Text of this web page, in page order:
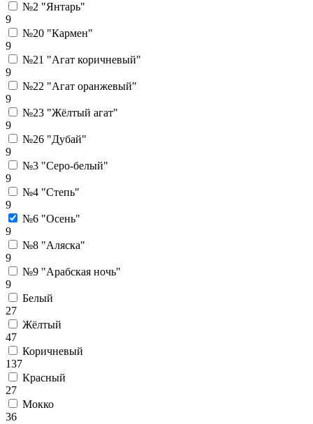
№2 "Янтарь"
9
№20 "Кармен"
9
№21 "Агат коричневый"
9
№22 "Агат оранжевый"
9
№23 "Жёлтый агат"
9
№26 "Дубай"
9
№3 "Серо-белый"
9
№4 "Степь"
9
№6 "Осень"
9
№8 "Аляска"
9
№9 "Арабская ночь"
9
Белый
27
Жёлтый
47
Коричневый
137
Красный
27
Мокко
36